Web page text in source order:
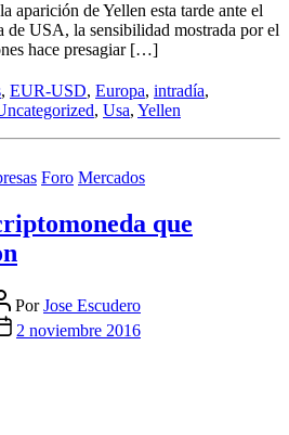
aparición de Yellen esta tarde ante el
de USA, la sensibilidad mostrada por el
hace presagiar […]
, EUR-USD, Europa, intradía,
, Usa, Yellen
Foro Mercados
que
PorJose Escudero
2 noviembre 2016